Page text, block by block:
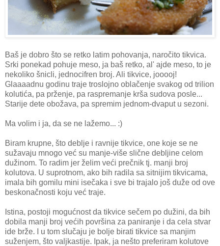
Baš je dobro što se retko latim pohovanja, naročito tikvica.
Srki ponekad pohuje meso, ja baš retko, al' ajde meso, to je
nekoliko šnicli, jednocifren broj. Ali tikvice, jooooj!
Glaaaadnu godinu traje troslojno oblačenje svakog od trilion
kolutića, pa prženje, pa raspremanje krša sudova posle...
Starije dete obožava, pa spremim jednom-dvaput u sezoni.
Ma volim i ja, da se ne lažemo... :)
Biram krupne, što deblje i ravnije tikvice, one koje se ne
sužavaju mnogo već su manje-više slične debljine celom
dužinom. To radim jer želim veći prečnik tj. manji broj
kolutova. U suprotnom, ako bih radila sa sitnijim tikvicama,
imala bih gomilu mini isečaka i sve bi trajalo još duže od ove
beskonačnosti koju već traje.
Istina, postoji mogućnost da tikvice sečem po dužini, da bih
dobila manji broj većih površina za paniranje i da cela stvar
ide brže. I u tom slučaju je bolje birati tikvice sa manjim
suženjem, što valjkastije. Ipak, ja nešto preferiram kolutove